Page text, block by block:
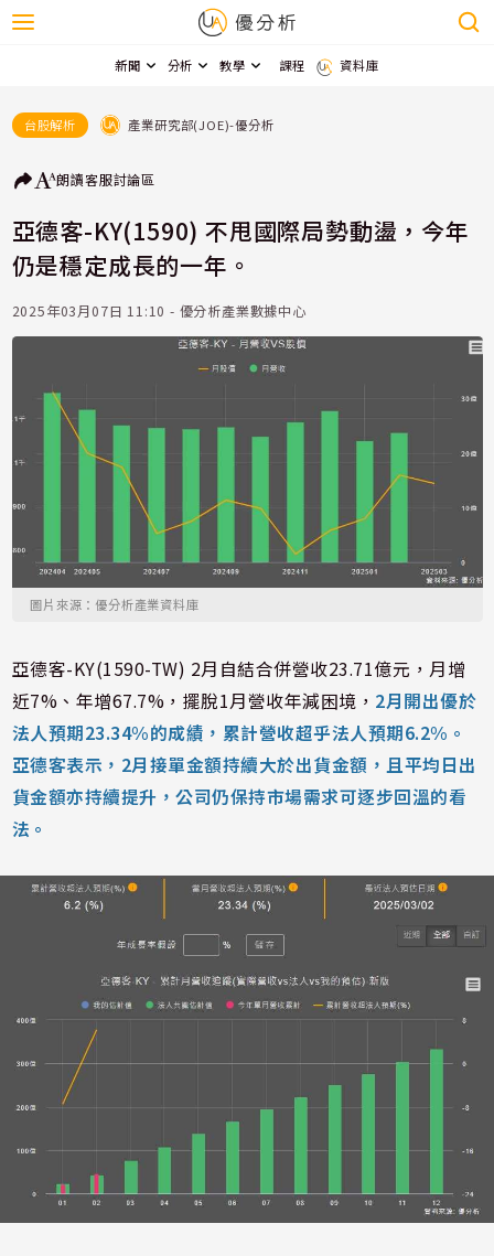
新聞 分析 教學 課程 資料庫
台股解析 產業研究部(JOE)-優分析
朗讀客服討論區
亞德客-KY(1590) 不甩國際局勢動盪，今年
仍是穩定成長的一年。
2025年03月07日 11:10 - 優分析產業數據中心
圖片來源：優分析產業資料庫
亞德客-KY(1590-TW) 2月自結合併營收23.71億元，月增
近7%、年增67.7%，擺脫1月營收年減困境， 2月開出優於
法人預期23.34%的成績，累計營收超乎法人預期6.2%。
亞德客表示，2月接單金額持續大於出貨金額，且平均日出
貨金額亦持續提升，公司仍保持市場需求可逐步回溫的看
法。